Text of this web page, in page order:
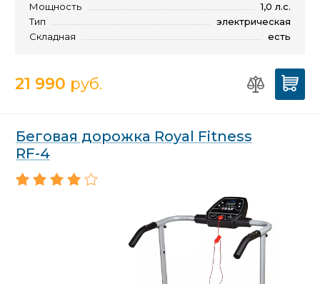
Мощность
1,0 л.с.
Тип
электрическая
Складная
есть
21 990 руб.
Беговая дорожка Royal Fitness
RF-4